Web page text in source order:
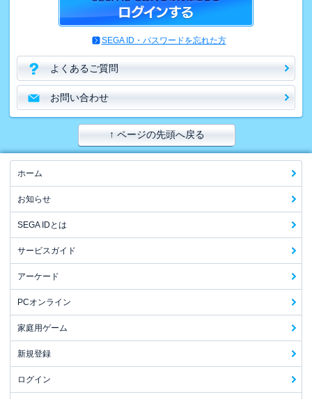
SEGA ID・パスワードを忘れた方
よくあるご質問
お問い合わせ
↑ ページの先頭へ戻る
ホーム
お知らせ
SEGA IDとは
サービスガイド
アーケード
PCオンライン
家庭用ゲーム
新規登録
ログイン